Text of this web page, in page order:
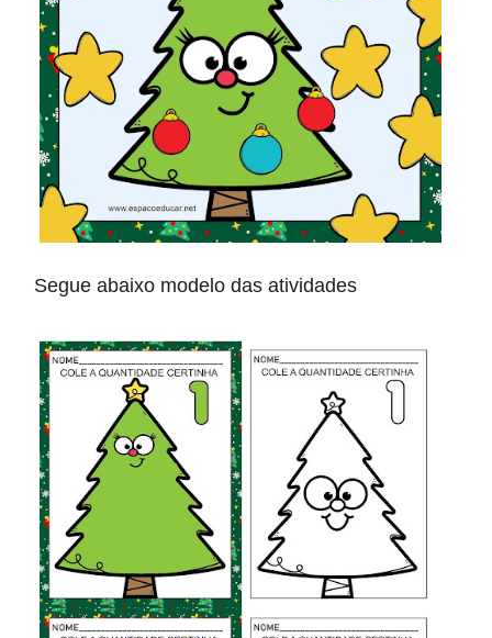
Segue abaixo modelo das atividades